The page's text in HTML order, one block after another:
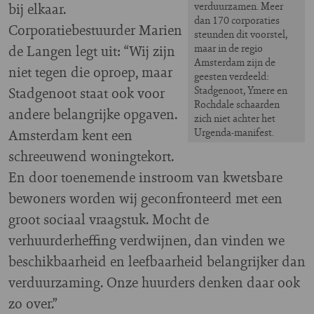
verduurzamen. Meer
dan 170 corporaties
steunden dit voorstel,
maar in de regio
Amsterdam zijn de
geesten verdeeld:
Stadgenoot, Ymere en
Rochdale schaarden
zich niet achter het
Urgenda-manifest.
bij elkaar.
Corporatiebestuurder Marien
de Langen legt uit: “Wij zijn
niet tegen die oproep, maar
Stadgenoot staat ook voor
andere belangrijke opgaven.
Amsterdam kent een
schreeuwend woningtekort.
En door toenemende instroom van kwetsbare
bewoners worden wij geconfronteerd met een
groot sociaal vraagstuk. Mocht de
verhuurderheffing verdwijnen, dan vinden we
beschikbaarheid en leefbaarheid belangrijker dan
verduurzaming. Onze huurders denken daar ook
zo over.”